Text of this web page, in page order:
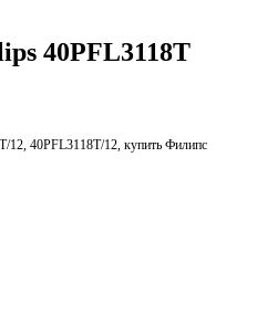
40PFL3118T
12, 40PFL3118T/12, купить Филипс